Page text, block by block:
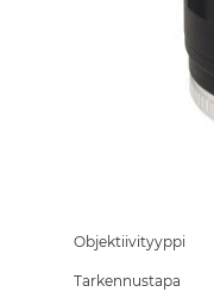
the
of
Objektiivityyppi
Tarkennustapa